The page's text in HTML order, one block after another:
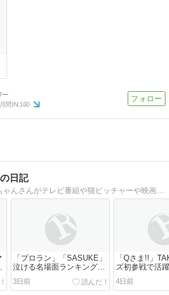
月間IN:160
日記
テレビ好きのたかちゃんさんがテレビ番組や猫ピッチャーや映画や本などを紹介しております。
「プロラン」「SASUKE」
泣ける名場面ランキング
BEST10を予想した
3日前
「Qさま!!」
ズ初参戦で活
4日前